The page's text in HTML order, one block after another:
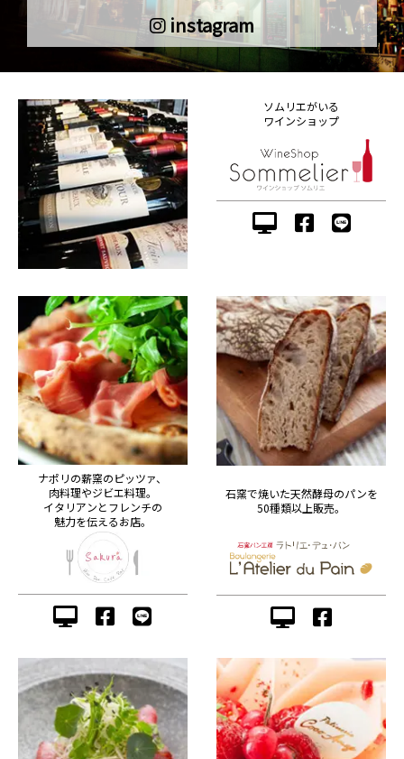
instagram
ソムリエがいる
ワインショップ
ナポリの薪窯のピッツァ、
肉料理やジビエ料理。
イタリアンとフレンチの
魅力を伝えるお店。
石窯で焼いた天然酵母のパンを
50種類以上販売。